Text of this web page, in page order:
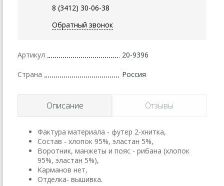
8 (3412) 30-06-38
Обратный звонок
Артикул 20-9396
Страна Россия
Описание Отзывы
Фактура материала - футер 2-хнитка,
Состав - хлопок 95%, эластан 5%,
Воротник, манжеты и пояс - рибана (хлопок
95%, эластан 5%),
Карманов нет,
Отделка- вышивка.